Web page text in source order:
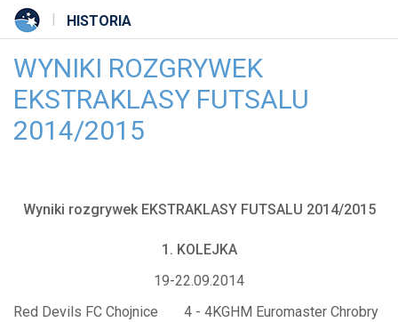
HISTORIA
WYNIKI ROZGRYWEK
EKSTRAKLASY FUTSALU
2014/2015
Wyniki rozgrywek EKSTRAKLASY FUTSALU 2014/2015
1. KOLEJKA
19-22.09.2014
Red Devils FC Chojnice
4 - 4KGHM Euromaster Chrobry